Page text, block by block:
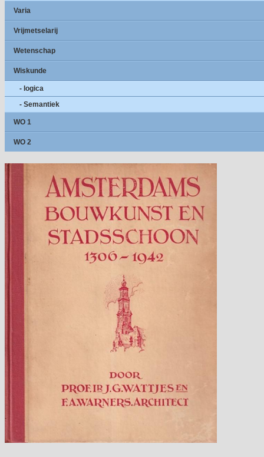
Varia
Vrijmetselarij
Wetenschap
Wiskunde
- logica
- Semantiek
WO 1
WO 2